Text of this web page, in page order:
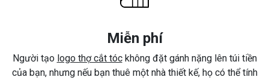
Miễn phí
Người tạo logo thợ cắt tóckhông đặt gánh nặng lên túi tiền
của bạn, nhưng nếu bạn thuê một nhà thiết kế, họ có thể tính